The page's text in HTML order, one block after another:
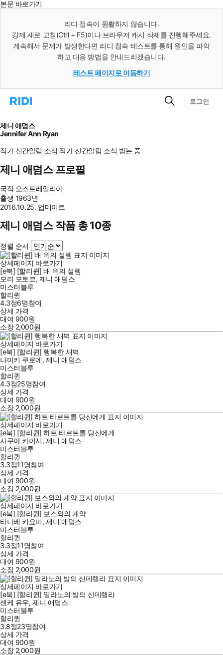
본문 바로가기
리디 접속이 원활하지 않습니다.
강제 새로 고침(Ctrl + F5)이나 브라우저 캐시 삭제를 진행해주세요.
계속해서 문제가 발생한다면 리디 접속 테스트를 통해 원인을 파악
하고 대응 방법을 안내드리겠습니다.
테스트 페이지로 이동하기
리
으
로
동
검
로그인
제니 애덤스
Jennifer Ann Ryan
작가 신간알림 소식 작가 신간알림 소식 받는 중
제니 애덤스 프로필
국적 오스트레일리아
출생 1963년
2016.10.25. 업데이트
제니 애덤스 작품 총 10종
정렬 순서
상세페이지 바로가기
[e북] [할리퀸] 배 위의 설렘
모리 모토코, 제니 애덤스
미스터블루
할리퀸
4.3점6명참여
상세 가격
대여 900원
소장 2,000원
상세페이지 바로가기
[e북] [할리퀸] 행복한 새벽
나미키 쿠로에,제니 애덤스
미스터블루
할리퀸
4.3점25명참여
상세 가격
대여 900원
소장 2,000원
상세페이지 바로가기
[e북] [할리퀸] 하트 타르트를 당신에게
사쿠야 카이시,제니 애덤스
미스터블루
할리퀸
3.3점11명참여
상세 가격
대여 900원
소장 2,000원
상세페이지 바로가기
[e북] [할리퀸] 보스와의 계약
타나베 키요미,제니 애덤스
미스터블루
할리퀸
3.3점11명참여
상세 가격
대여 900원
소장 2,000원
상세페이지 바로가기
[e북] [할리퀸] 밀라노의 밤의 신데렐라
센케 유우,제니 애덤스
미스터블루
할리퀸
3.8점23명참여
상세 가격
대여 900원
소장 2,000원